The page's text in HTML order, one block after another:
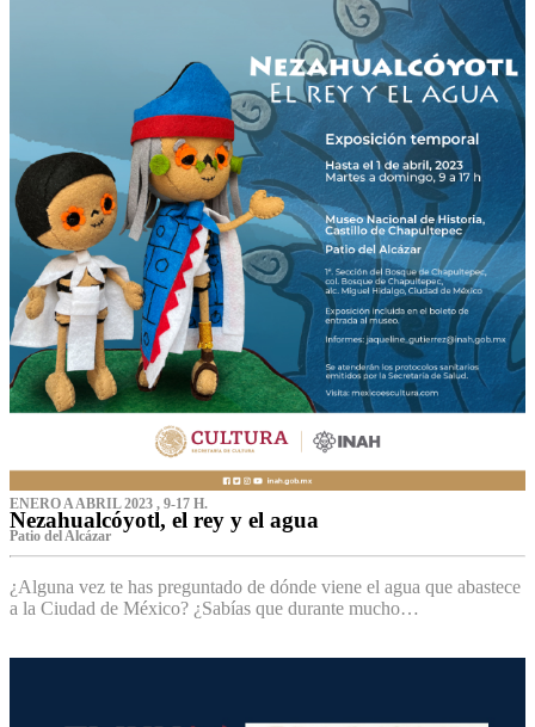
ENERO A ABRIL 2023 , 9-17 H.
Nezahualcóyotl, el rey y el agua
Patio del Alcázar
¿Alguna vez te has preguntado de dónde viene el agua que abastece
a la Ciudad de México? ¿Sabías que durante mucho…